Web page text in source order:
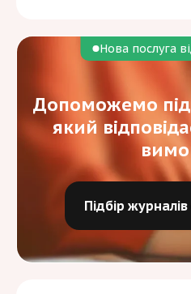
Нова послуга
Допоможемо
який
Підбір